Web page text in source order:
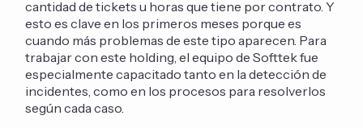
cantidad de tickets u horas que tiene por contrato. Y
esto es clave en los primeros meses porque es
cuando más problemas de este tipo aparecen. Para
trabajar con este holding, el equipo de Softtek fue
especialmente capacitado tanto en la detección de
incidentes, como en los procesos para resolverlos
según cada caso.